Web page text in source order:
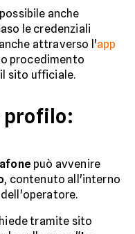
anche
le credenziali
attraverso l'app
procedimento
sito ufficiale.
profilo:
può avvenire
, contenuto all'interno
dell'operatore.
tramite sito